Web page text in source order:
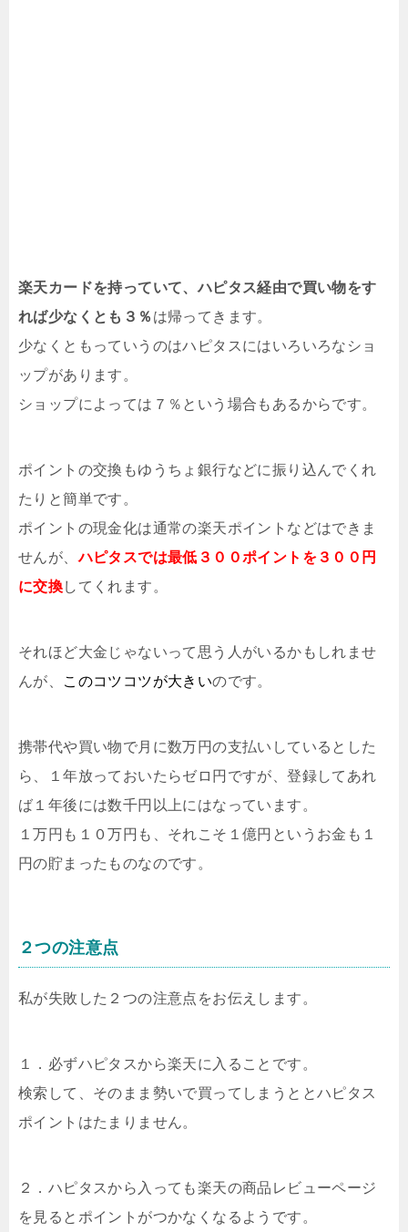
楽天カードを持っていて、ハピタス経由で買い物をす
れば少なくとも３％ は帰ってきます。
少なくともっていうのはハピタスにはいろいろなショ
ップがあります。
ショップによっては７％という場合もあるからです。
ポイントの交換もゆうちょ銀行などに振り込んでくれ
たりと簡単です。
ポイントの現金化は通常の楽天ポイントなどはできま
せんが、ハピタスでは最低３００ポイントを３００円
に交換してくれます。
それほど大金じゃないって思う人がいるかもしれませ
んが、
このコツコツが大きいのです。
携帯代や買い物で月に数万円の支払いしているとした
ら、１年放っておいたらゼロ円ですが、登録してあれ
ば１年後には数千円以上にはなっています。
１万円も１０万円も、それこそ１億円というお金も１
円の貯まったものなのです。
２つの注意点
私が失敗した２つの注意点をお伝えします。
１．必ずハピタスから楽天に入ることです。
検索して、そのまま勢いで買ってしまうととハピタス
ポイントはたまりません。
２．ハピタスから入っても楽天の商品レビューページ
を見るとポイントがつかなくなるようです。